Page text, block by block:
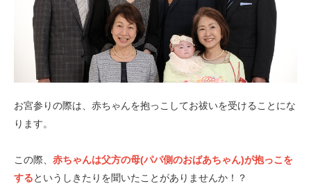
お宮参りの際は、赤ちゃんを抱っこしてお祓いを受けることにな
ります。
この際、 赤ちゃんは父方の母(パパ側のおばあちゃん)が抱っこを
するというしきたりを聞いたことがありませんか！？